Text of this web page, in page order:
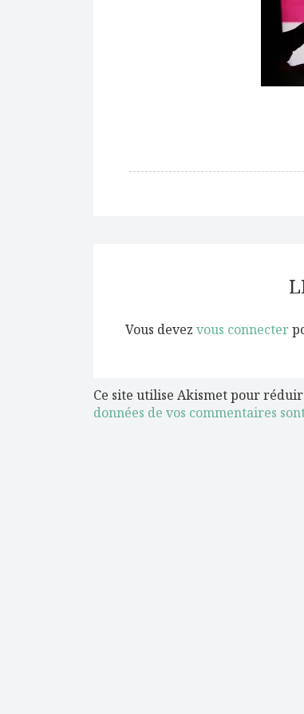
Vous devez vous connecter
Ce site utilise Akismet pour
données de vos commentaires